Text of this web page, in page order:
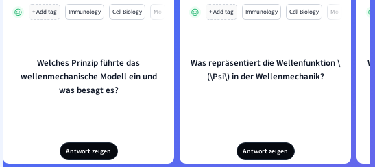
+ Add tag Immunology Cell Biology Mo
Welches Prinzip führte das
wellenmechanische Modell ein und
was besagt es?
Antwort zeigen
+ Add tag Immunology Cell Biology Mo
Was repräsentiert die Wellenfunktion\
(\Psi\) in der Wellenmechanik?
Antwort zeigen